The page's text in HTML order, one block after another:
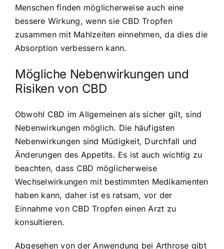
Menschen finden möglicherweise auch eine
bessere Wirkung, wenn sie CBD Tropfen
zusammen mit Mahlzeiten einnehmen, da dies die
Absorption verbessern kann.
Mögliche Nebenwirkungen und
Risiken von CBD
Obwohl CBD im Allgemeinen als sicher gilt, sind
Nebenwirkungen möglich. Die häufigsten
Nebenwirkungen sind Müdigkeit, Durchfall und
Änderungen des Appetits. Es ist auch wichtig zu
beachten, dass CBD möglicherweise
Wechselwirkungen mit bestimmten Medikamenten
haben kann, daher ist es ratsam, vor der
Einnahme von CBD Tropfen einen Arzt zu
konsultieren.
Abgesehen von der Anwendung bei Arthrose gibt